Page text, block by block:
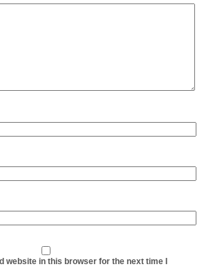
website in this browser for the next time I